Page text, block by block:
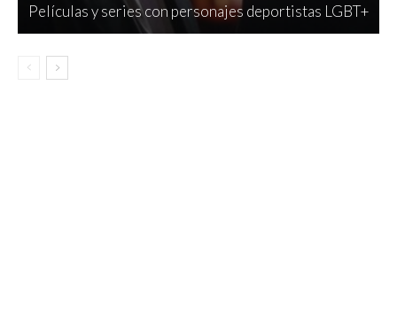
Películas y series con personajes deportistas LGBT+